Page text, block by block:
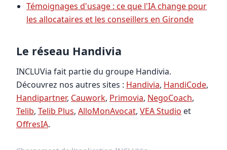
Témoignages d'usage : ce que l'IA change pour
les allocataires et les conseillers en Gironde
Le réseau Handivia
INCLUVia fait partie du groupe Handivia.
Découvrez nos autres sites : Handivia, HandiCode,
Handipartner, Cauwork, Primovia, NegoCoach,
Telib, Telib Plus, AlloMonAvocat, VEA Studio et
OffresIA.